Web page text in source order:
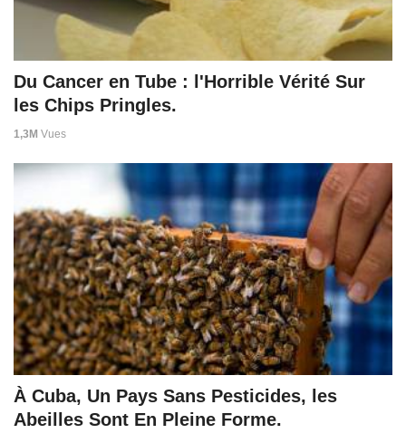
Du Cancer en Tube : l'Horrible Vérité Sur
les Chips Pringles.
1,3M Vues
À Cuba, Un Pays Sans Pesticides, les
Abeilles Sont En Pleine Forme.